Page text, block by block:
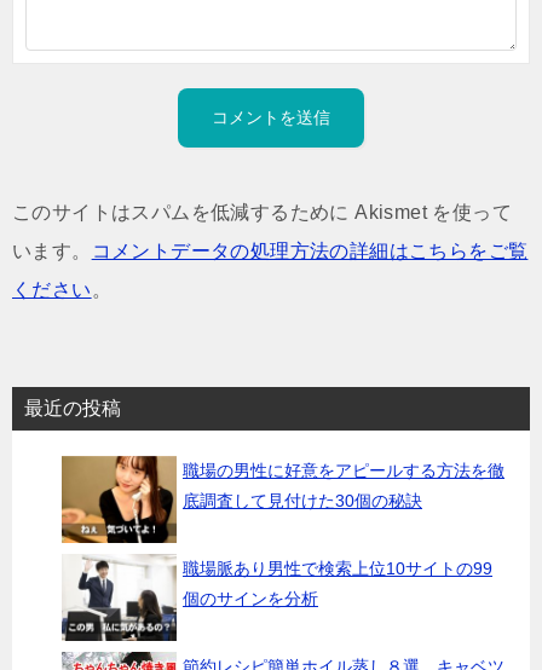
このサイトはスパムを低減するために Akismet を使って
います。
コメントデータの処理方法の詳細はこちらをご覧
ください 。
最近の投稿
職場の男性に好意をアピールする方法を徹
底調査して見付けた30個の秘訣
職場脈あり男性で検索上位10サイトの99
個のサインを分析